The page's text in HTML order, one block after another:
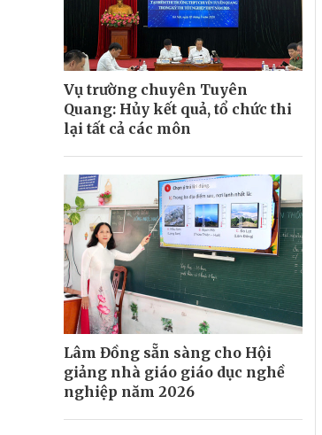
Vụ trường chuyên Tuyên
Quang: Hủy kết quả, tổ chức thi
lại tất cả các môn
Lâm Đồng sẵn sàng cho Hội
giảng nhà giáo giáo dục nghề
nghiệp năm 2026